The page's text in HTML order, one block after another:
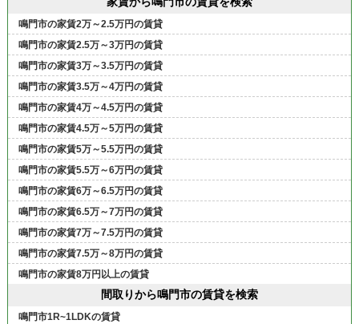
鳴門市の家賃2万～2.5万円の賃貸
鳴門市の家賃2.5万～3万円の賃貸
鳴門市の家賃3万～3.5万円の賃貸
鳴門市の家賃3.5万～4万円の賃貸
鳴門市の家賃4万～4.5万円の賃貸
鳴門市の家賃4.5万～5万円の賃貸
鳴門市の家賃5万～5.5万円の賃貸
鳴門市の家賃5.5万～6万円の賃貸
鳴門市の家賃6万～6.5万円の賃貸
鳴門市の家賃6.5万～7万円の賃貸
鳴門市の家賃7万～7.5万円の賃貸
鳴門市の家賃7.5万～8万円の賃貸
鳴門市の家賃8万円以上の賃貸
間取りから鳴門市の賃貸を検索
鳴門市1R~1LDKの賃貸